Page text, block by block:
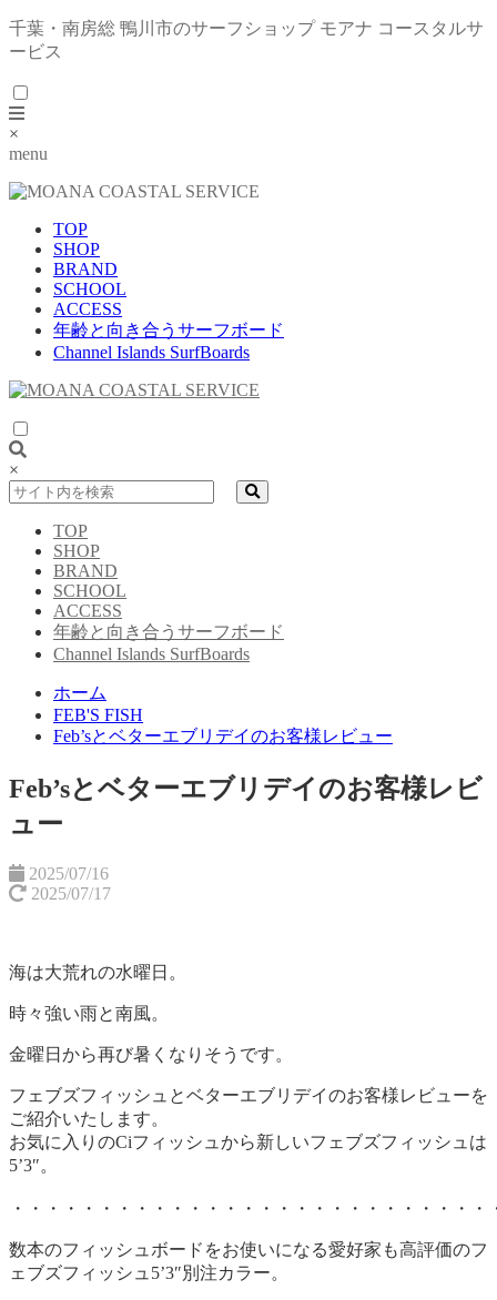
千葉・南房総 鴨川市のサーフショップ モアナ コースタルサ
ービス
×
menu
TOP
SHOP
BRAND
SCHOOL
ACCESS
年齢と向き合うサーフボード
Channel Islands SurfBoards
×
TOP
SHOP
BRAND
SCHOOL
ACCESS
年齢と向き合うサーフボード
Channel Islands SurfBoards
ホーム
FEB'S FISH
Feb’sとベターエブリデイのお客様レビュー
Feb’sとベターエブリデイのお客様レビ
ュー
2025/07/16
2025/07/17
海は大荒れの水曜日。
時々強い雨と南風。
金曜日から再び暑くなりそうです。
フェブズフィッシュとベターエブリデイのお客様レビューを
ご紹介いたします。
お気に入りのCiフィッシュから新しいフェブズフィッシュは
5’3″。
・・・・・・・・・・・・・・・・・・・・・・・・・・
数本のフィッシュボードをお使いになる愛好家も高評価のフ
ェブズフィッシュ5’3″別注カラー。